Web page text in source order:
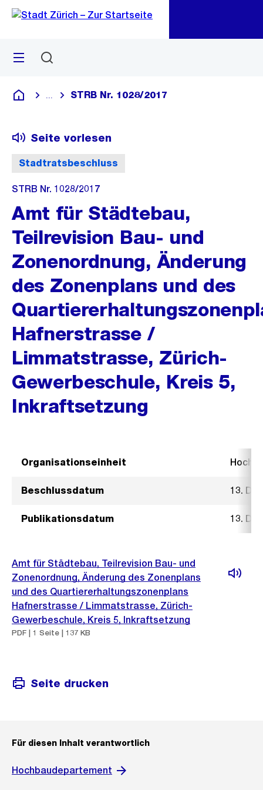
Navigation
Sprunglink
Menü
Deutsch
Blende alle Breadcrumbs ein
STRB Nr. 1028/2017
Stadtratsbeschluss
Seite vorlesen
STRB Nr. 1028/2017
Amt für Städtebau,
Teilrevision Bau- und
Zonenordnung, Änderung
des Zonenplans und des
Hafnerstrasse /
Limmatstrasse, Zürich-
Gewerbeschule, Kreis 5,
Inkraftsetzung
Organisationseinheit
Beschlussdatum 13.
Publikationsdatum 13.
Amt für Städtebau, Teilrevision Bau- und
Zonenordnung, Änderung des Zonenplans
und des Quartiererhaltungszonenplans
Hafnerstrasse / Limmatstrasse, Zürich-
Gewerbeschule, Kreis 5, Inkraftsetzung
PDF | 1 Seite | 137 KB
Seite drucken
Für diesen Inhalt verantwortlich
Hochbaudepartement